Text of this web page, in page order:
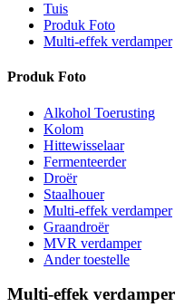
Tuis
Produk Foto
Multi-effek verdamper
Produk Foto
Alkohol Toerusting
Kolom
Hittewisselaar
Fermenteerder
Droër
Staalhouer
Multi-effek verdamper
Graandroër
MVR verdamper
Ander toestelle
Multi-effek verdamper